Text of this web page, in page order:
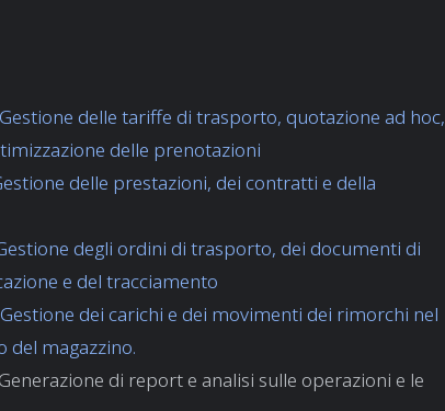
Gestione delle tariffe di trasporto, quotazione ad hoc,
delle prenotazioni
delle prestazioni, dei contratti e della
degli ordini di trasporto, dei documenti di
e del tracciamento
Gestione dei carichi e dei movimenti dei rimorchi nel
magazzino.
di report e analisi sulle operazioni e le